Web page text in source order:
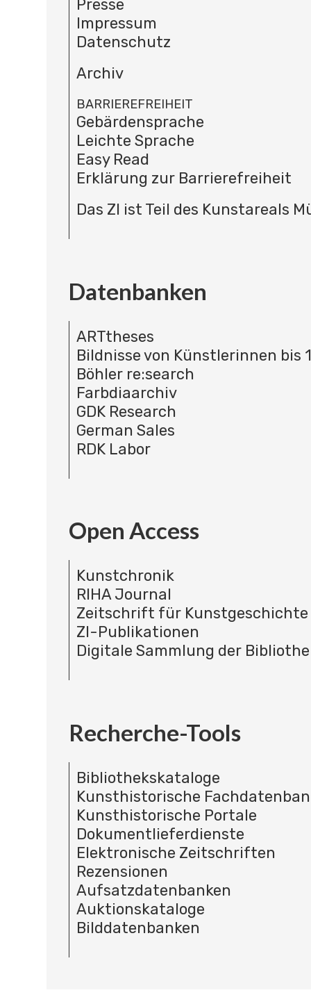
Presse
Impressum
Datenschutz
Archiv
BARRIEREFREIHEIT
Gebärdensprache
Leichte Sprache
Easy Read
Erklärung zur Barrierefreiheit
Das ZI ist Teil des Kunstareals
Datenbanken
ARTtheses
Bildnisse von Künstlerinnen bis
Böhler re:search
Farbdiaarchiv
GDK Research
German Sales
RDK Labor
Open Access
Kunstchronik
RIHA Journal
Zeitschrift für Kunstgeschichte
ZI-Publikationen
Digitale Sammlung der
Recherche-Tools
Bibliothekskataloge
Kunsthistorische
Kunsthistorische Portale
Dokumentlieferdienste
Elektronische Zeitschriften
Rezensionen
Aufsatzdatenbanken
Auktionskataloge
Bilddatenbanken